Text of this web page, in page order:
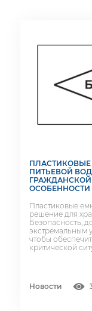
ПИТЬЕВОЙ
Пластиковые
решение для
Безопасность,
экстремальным
чтобы
критической
Новости